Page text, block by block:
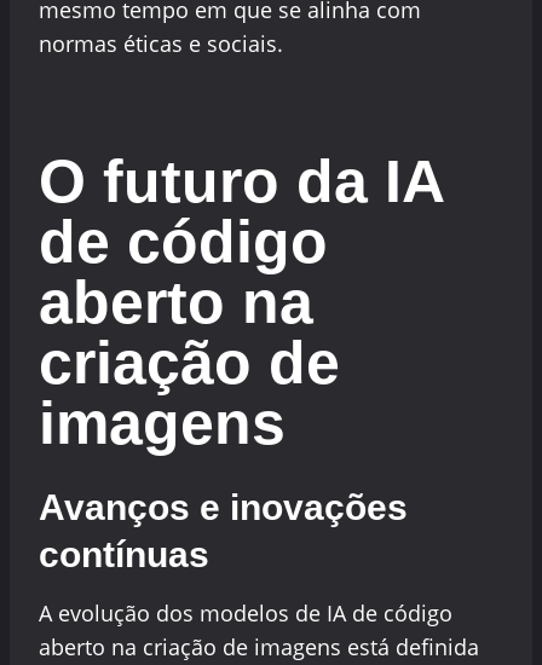
mesmo tempo em que se alinha com
normas éticas e sociais.
O futuro da IA
de código
aberto na
criação de
imagens
Avanços e inovações
contínuas
A evolução dos modelos de IA de código
aberto na criação de imagens está definida